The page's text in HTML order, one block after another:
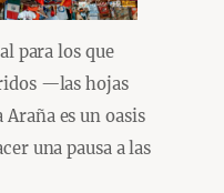
para los que
—las hojas
es un oasis
una pausa a las